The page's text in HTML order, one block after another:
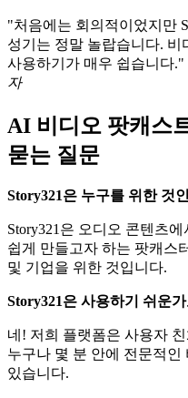
"처음에는 회의적이었지만
성기는 정말 놀랍습니다.
사용하기가 매우 쉽습니다."
자
AI 비디오 팟캐스
묻는 질문
Story321은 누구를 위한 것
Story321은 오디오 콘텐츠
쉽게 만들고자 하는 팟캐스
및 기업을 위한 것입니다.
Story321은 사용하기 쉬운가
네! 저희 플랫폼은 사용자
누구나 몇 분 안에 전문적
있습니다.